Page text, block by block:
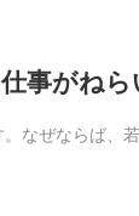
事がねら
なぜならば、